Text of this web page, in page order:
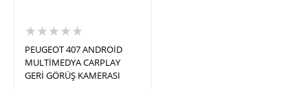
★★★★★
PEUGEOT 407 ANDROİD
MULTİMEDYA CARPLAY
GERİ GÖRÜŞ KAMERASI